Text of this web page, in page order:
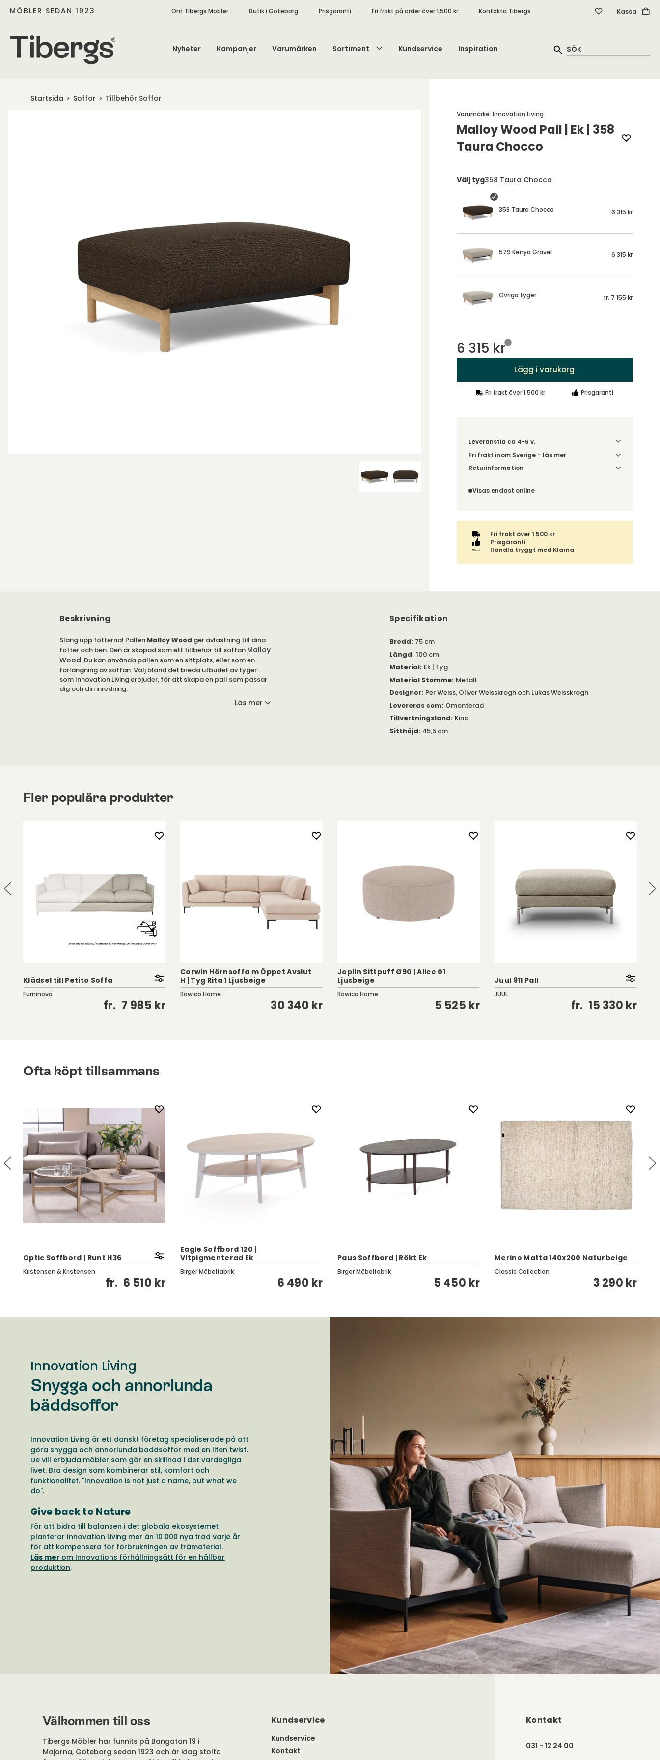
MÖBLER SEDAN 1923 Om Tibergs Möbler Butik i Göteborg Prisgaranti Fri frakt på order över 1.500 kr Kontakta Tibergs Kassa
Nyheter Kampanjer Varumärken Sortiment Kundservice Inspiration
Startsida Soffor Tillbehör Soffor
Malloy Wood Pall | Ek | 358
Taura Chocco
Varumärke: Innovation Living
Välj tyg358 Taura Chocco
358 Taura Chocco 6 315 kr
579 Kenya Gravel 6 315 kr
Övriga tyger fr. 7 155 kr
6 315 kr
Lägg i varukorg
Fri frakt över 1.500 kr Prisgaranti
Leveranstid ca 4-6 v.
Fri frakt inom Sverige - läs mer
Denna vara skickas till din port/tomtgräns. Innan
andra produkter skickas hela ordern tillsammans.
Returinformation
omfattas därför inte av ångerrätten.
Visas endast online
Fri frakt över 1.500 kr
Prisgaranti
Handla tryggt med Klarna
Beskrivning
Släng upp fötterna! Pallen Malloy Wood ger avlastning till dina
fötter och ben. Den är skapad som ett tillbehör till soffan Malloy
Wood. Du kan använda pallen som en sittplats, eller som en
förlängning av soffan. Välj bland det breda utbudet av tyger
som Innovation Living erbjuder, för att skapa en pall som passar
dig och din inredning.
– en
Läs mer
Specifikation
Bredd: 75 cm
Längd: 100 cm
Material: Ek | Tyg
Material Stomme: Metall
Designer: Per Weiss, Oliver Weisskrogh och Lukas Weisskrogh
Levereras som: Omonterad
Tillverkningsland: Kina
Sitthöjd: 45,5 cm
Fler populära produkter
Klädsel till Petito Soffa
Furninova
fr. 7 985 kr
Corwin Hörnsoffa m Öppet Avslut
H | Tyg Rita 1 Ljusbeige
Rowico Home
30 340 kr
Joplin Sittpuff Ø90 | Alice 01
Ljusbeige
Rowico Home
5 525 kr
Juul 911 Pall
JUUL
fr. 15 330 kr
Ofta köpt tillsammans
Optic Soffbord | Runt H36
Kristensen & Kristensen
fr. 6 510 kr
Eagle Soffbord 120 |
Vitpigmenterad Ek
Birger Möbelfabrik
6 490 kr
Paus Soffbord | Rökt Ek
Birger Möbelfabrik
5 450 kr
Merino Matta 140x200 Naturbeige
Classic Collection
3 290 kr
Innovation Living
Snygga och annorlunda
bäddsoffor
Innovation Living är ett danskt företag specialiserade på att
göra snygga och annorlunda bäddsoffor med en liten twist.
De vill erbjuda möbler som gör en skillnad i det vardagliga
livet. Bra design som kombinerar stil, komfort och
funktionalitet. "Innovation is not just a name, but what we
do".
Give back to Nature
För att bidra till balansen i det globala ekosystemet
planterar Innovation Living mer än 10 000 nya träd varje år
för att kompensera för förbrukningen av trämaterial.
Läs mer om Innovations förhållningsätt för en hållbar
produktion.
Välkommen till oss
Tibergs Möbler har funnits på Bangatan 19 i
Majorna, Göteborg sedan 1923 och är idag stolta
Kundservice
Kundservice
Kontakt
Kontakt
031 - 12 24 00